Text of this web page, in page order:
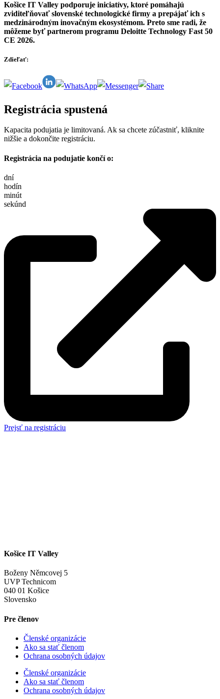
Košice IT Valley podporuje iniciatívy, ktoré pomáhajú
zviditeľňovať slovenské technologické firmy a prepájať ich s
medzinárodným inovačným ekosystémom. Preto sme radi, že
môžeme byť partnerom programu Deloitte Technology Fast 50
CE 2026.
Zdieľať:
Registrácia spustená
Kapacita podujatia je limitovaná. Ak sa chcete zúčastniť, kliknite
nižšie a dokončite registráciu.
Registrácia na podujatie končí o:
dní
hodín
minút
sekúnd
Prejsť na registráciu
Košice IT Valley
Boženy Němcovej 5
UVP Technicom
040 01 Košice
Slovensko
Pre členov
Členské organizácie
Ako sa stať členom
Ochrana osobných údajov
Členské organizácie
Ako sa stať členom
Ochrana osobných údajov